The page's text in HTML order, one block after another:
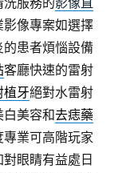
像專案如選擇
患者煩惱設備
客廳快速的雷射
植牙絕對水雷射
白美容和去痣藥
業可高階玩家
眼睛有益處日